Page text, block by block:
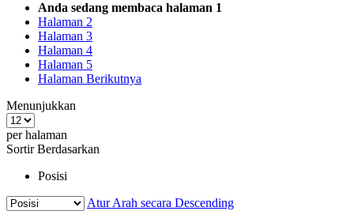
Anda sedang membaca halaman 1
Halaman 2
Halaman 3
Halaman 4
Halaman 5
Halaman Berikutnya
Menunjukkan
per halaman
Sortir Berdasarkan
Posisi
Atur Arah secara Descending